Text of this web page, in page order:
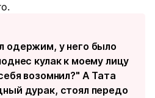
одержим, у него было
кулак к моему лицу
возомнил?" А Тата
дурак, стоял передо